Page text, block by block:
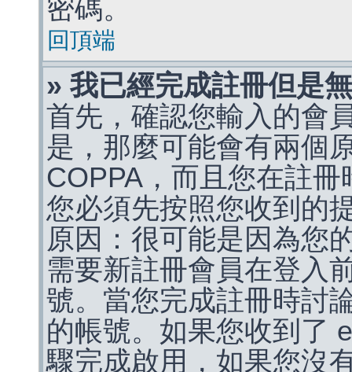
密碼。
回頂端
» 我已經完成註冊但是
首先，確認您輸入的會
是，那麼可能會有兩個
COPPA，而且您在註
您必須先按照您收到的
原因：很可能是因為您
需要新註冊會員在登入
號。當您完成註冊時討
的帳號。如果您收到了
驟完成啟用，如果您沒